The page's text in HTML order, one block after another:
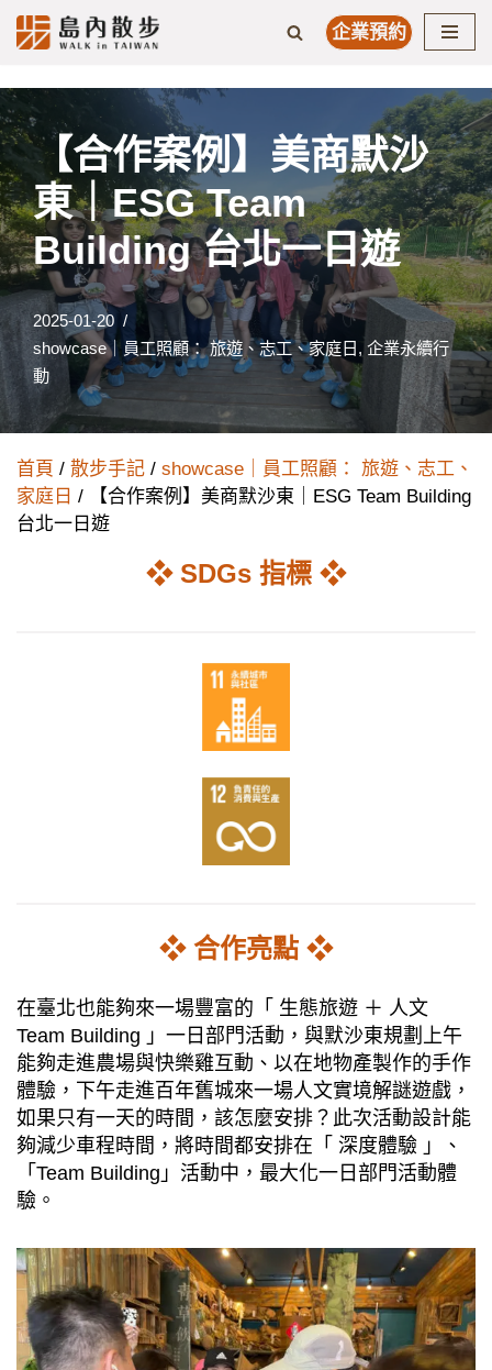
to
content
企業預約
【合作案例】美商默沙
東｜ESG Team
Building 台北一日遊
2025-01-20
showcase｜員工照顧： 旅遊、志工、家庭日 , 企業永續行
動
首頁 / 散步手記 / showcase｜員工照顧： 旅遊、志工、
家庭日 / 【合作案例】美商默沙東｜ESG Team Building
台北一日遊
❖ SDGs 指標 ❖
❖ 合作亮點 ❖
在臺北也能夠來一場豐富的「 生態旅遊 ＋ 人文
Team Building 」一日部門活動，與默沙東規劃上午
能夠走進農場與快樂雞互動、以在地物產製作的手作
體驗，下午走進百年舊城來一場人文實境解謎遊戲，
如果只有一天的時間，該怎麼安排？此次活動設計能
夠減少車程時間，將時間都安排在「 深度體驗 」、
「Team Building」活動中，最大化一日部門活動體
驗。